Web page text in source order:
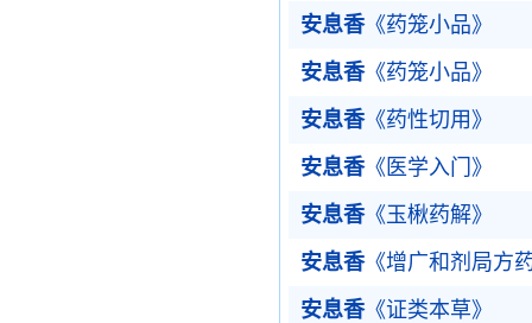
安息香《药笼小品》
安息香《药笼小品》
安息香《药性切用》
安息香《医学入门》
安息香《玉楸药解》
安息香《增广和剂局方
安息香《证类本草》